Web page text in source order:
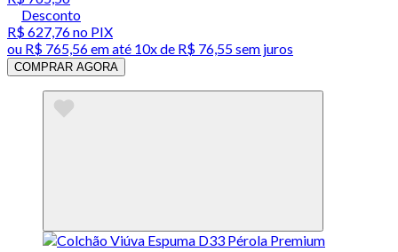
Desconto
R$ 627,76no PIX
ou R$ 765,56em até 10x de R$ 76,55 sem juros
COMPRAR AGORA